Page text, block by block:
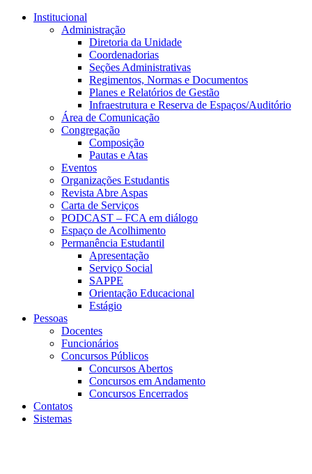
Conteúdo principal
Institucional
Administração
Diretoria da Unidade
Coordenadorias
Seções Administrativas
Regimentos, Normas e Documentos
Planes e Relatórios de Gestão
Infraestrutura e Reserva de Espaços/Auditório
Área de Comunicação
Congregação
Composição
Pautas e Atas
Eventos
Organizações Estudantis
Revista Abre Aspas
Carta de Serviços
PODCAST – FCA em diálogo
Espaço de Acolhimento
Permanência Estudantil
Apresentação
Serviço Social
SAPPE
Orientação Educacional
Estágio
Pessoas
Docentes
Funcionários
Concursos Públicos
Concursos Abertos
Concursos em Andamento
Concursos Encerrados
Contatos
Sistemas